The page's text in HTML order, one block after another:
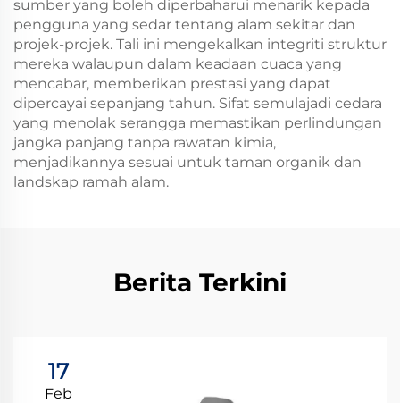
sumber yang boleh diperbaharui menarik kepada
pengguna yang sedar tentang alam sekitar dan
projek-projek. Tali ini mengekalkan integriti struktur
mereka walaupun dalam keadaan cuaca yang
mencabar, memberikan prestasi yang dapat
dipercayai sepanjang tahun. Sifat semulajadi cedara
yang menolak serangga memastikan perlindungan
jangka panjang tanpa rawatan kimia,
menjadikannya sesuai untuk taman organik dan
landskap ramah alam.
Berita Terkini
17
Feb